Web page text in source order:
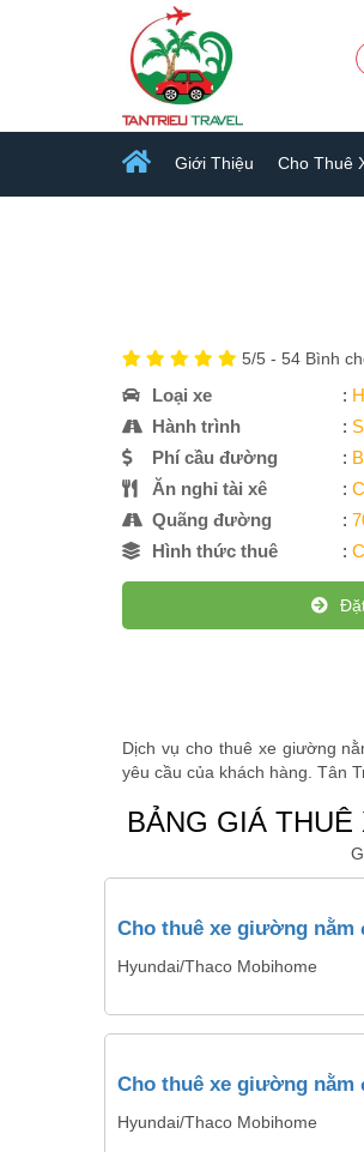
Giới Thiệu Cho Thuê
5/5 - 54 Bình
Loại xe :
Hành trình
:
Phí cầu đường
:
Ăn nghỉ tài xê
:
Quãng đường
:
Hình thức thuê
:
Dịch vụ cho thuê xe giường
yêu cầu của khách hàng. Tân
BẢNG GIÁ
Cho thuê xe giường nằm
Hyundai/Thaco Mobihome
Cho thuê xe giường nằm
Hyundai/Thaco Mobihome